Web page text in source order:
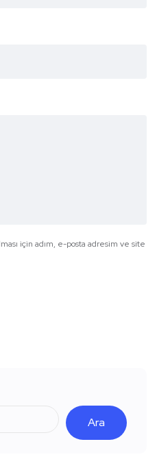
için adım, e-posta adresim ve site
Ara